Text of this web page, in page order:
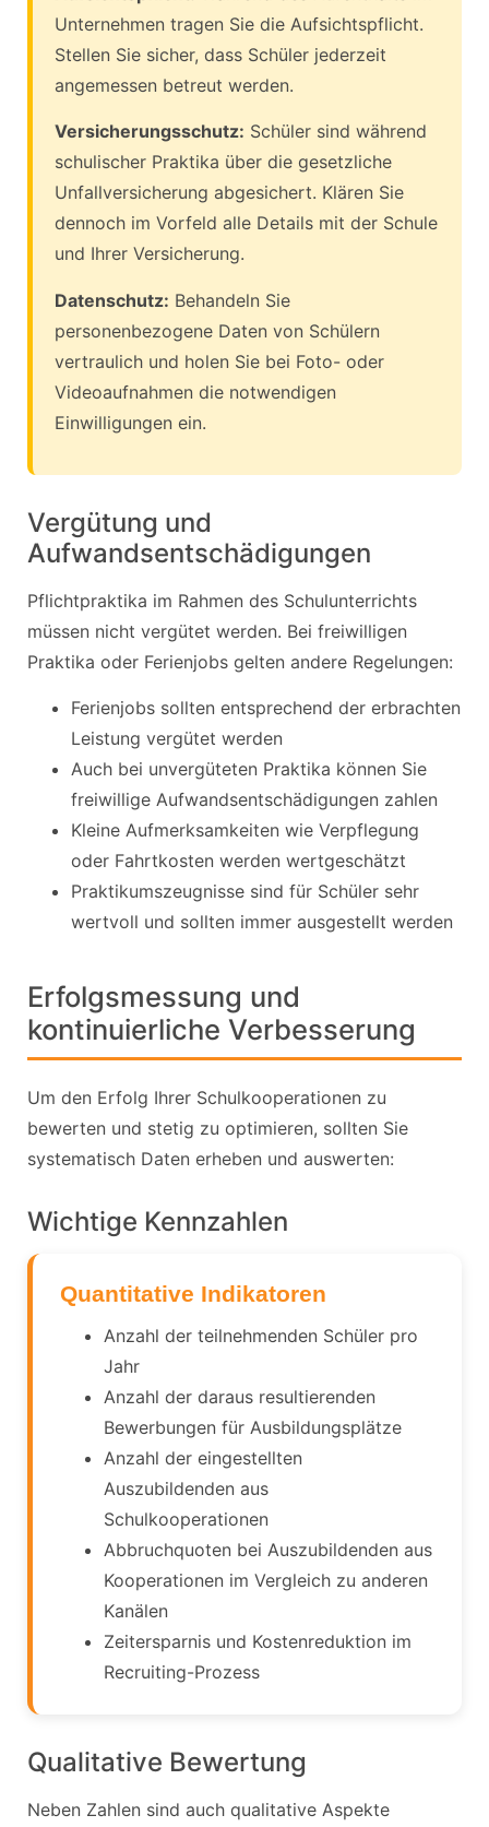
Unternehmen tragen Sie die Aufsichtspflicht.
Stellen Sie sicher, dass Schüler jederzeit
angemessen betreut werden.
Versicherungsschutz: Schüler sind während
schulischer Praktika über die gesetzliche
Unfallversicherung abgesichert. Klären Sie
dennoch im Vorfeld alle Details mit der Schule
und Ihrer Versicherung.
Datenschutz: Behandeln Sie
personenbezogene Daten von Schülern
vertraulich und holen Sie bei Foto- oder
Videoaufnahmen die notwendigen
Einwilligungen ein.
Vergütung und
Aufwandsentschädigungen
Pflichtpraktika im Rahmen des Schulunterrichts
müssen nicht vergütet werden. Bei freiwilligen
Praktika oder Ferienjobs gelten andere Regelungen:
Ferienjobs sollten entsprechend der erbrachten
Leistung vergütet werden
Auch bei unvergüteten Praktika können Sie
freiwillige Aufwandsentschädigungen zahlen
Kleine Aufmerksamkeiten wie Verpflegung
oder Fahrtkosten werden wertgeschätzt
Praktikumszeugnisse sind für Schüler sehr
wertvoll und sollten immer ausgestellt werden
Erfolgsmessung und
kontinuierliche Verbesserung
Um den Erfolg Ihrer Schulkooperationen zu
bewerten und stetig zu optimieren, sollten Sie
systematisch Daten erheben und auswerten:
Wichtige Kennzahlen
Quantitative Indikatoren
Anzahl der teilnehmenden Schüler pro
Jahr
Anzahl der daraus resultierenden
Bewerbungen für Ausbildungsplätze
Anzahl der eingestellten
Auszubildenden aus
Schulkooperationen
Abbruchquoten bei Auszubildenden aus
Kooperationen im Vergleich zu anderen
Kanälen
Zeitersparnis und Kostenreduktion im
Recruiting-Prozess
Qualitative Bewertung
Neben Zahlen sind auch qualitative Aspekte